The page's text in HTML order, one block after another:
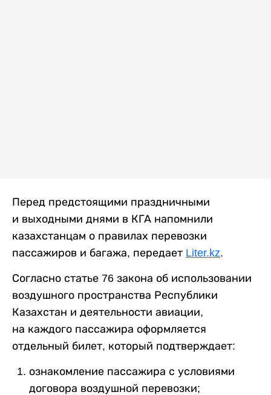
Перед предстоящими праздничными
и выходными днями в КГА напомнили
казахстанцам о правилах перевозки
пассажиров и багажа, передает Liter.kz.
Согласно статье 76 закона об использовании
воздушного пространства Республики
Казахстан и деятельности авиации,
на каждого пассажира оформляется
отдельный билет, который подтверждает:
ознакомление пассажира с условиями
договора воздушной перевозки;